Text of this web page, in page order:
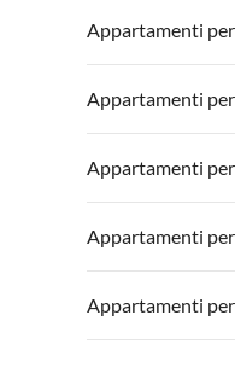
Appartamenti per
Appartamenti per
Appartamenti
Appartamenti per
Appartamenti per
Appartamenti
Appartamenti per
Appartamenti per
Appartamenti
Appartamenti per
Appartamenti per
Appartamenti
Appartamenti per
Appartamenti per
Appartamenti